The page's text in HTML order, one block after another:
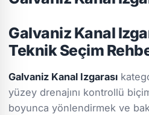
Galvaniz Kanal
Teknik Seçim
Galvaniz Kanal Izgarası
yüzey drenajını kontrollü
boyunca yönlendirmek ve